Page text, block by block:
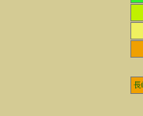
長